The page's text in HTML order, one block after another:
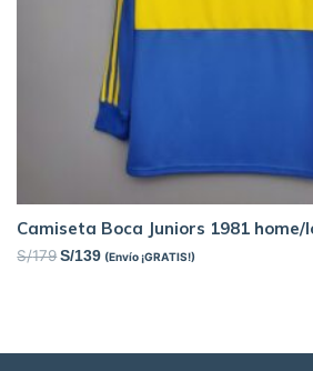
Camiseta Boca Juniors 1981 home/
S/179 S/139 (Envío ¡GRATIS!)